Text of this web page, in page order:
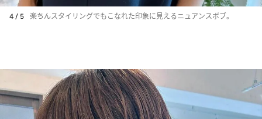
4 / 5 楽ちんスタイリングでもこなれた印象に見えるニュアンスボブ。